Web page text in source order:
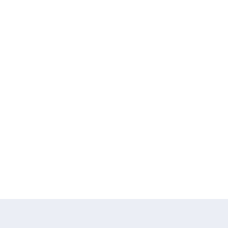
יכול לעשות מאמץ שלם, יושמד. לבני אדם כיום יש יחסים